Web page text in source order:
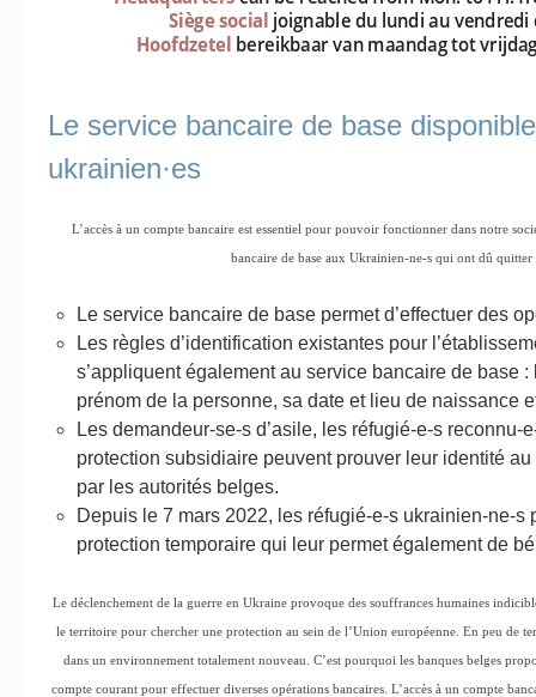
Le service bancaire de base
ukrainien·es
L’accès à un compte bancaire est essentiel pour pouvoir fonctionner dans notre
bancaire de base aux Ukrainien-ne-s qui ont dû quitter
Le service bancaire de base permet d’effectuer des
Les règles d’identification existantes pour
s’appliquent également au service bancaire de base
prénom de la personne, sa date et lieu de naissance
Les demandeur-se-s d’asile, les réfugié-e-s reconnu-
protection subsidiaire peuvent prouver leur identité
par les autorités belges.
Depuis le 7 mars 2022, les réfugié-e-s ukrainien-ne-s
protection temporaire qui leur permet également de
Le déclenchement de la guerre en Ukraine provoque des souffrances humaines
le territoire pour chercher une protection au sein de l’Union européenne. En peu de
dans un environnement totalement nouveau. C’est pourquoi les banques belges
compte courant pour effectuer diverses opérations bancaires. L’accès à un compte